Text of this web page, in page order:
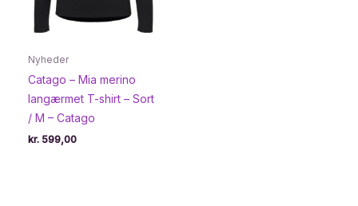
Nyheder
Catago – Mia merino
langærmet T-shirt – Sort
/ M – Catago
kr. 599,00